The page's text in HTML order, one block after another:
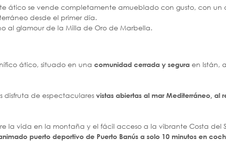
ático se vende completamente amueblado con gusto, con
desde el primer día.
al glamour de la Milla de Oro de Marbella.
ático, situado en una comunidad cerrada y segura en Istán,
disfruta de espectaculares vistas abiertas al mar Mediterráneo, al
la vida en la montaña y el fácil acceso a la vibrante Costa del
puerto deportivo de Puerto Banús a solo 10 minutos en